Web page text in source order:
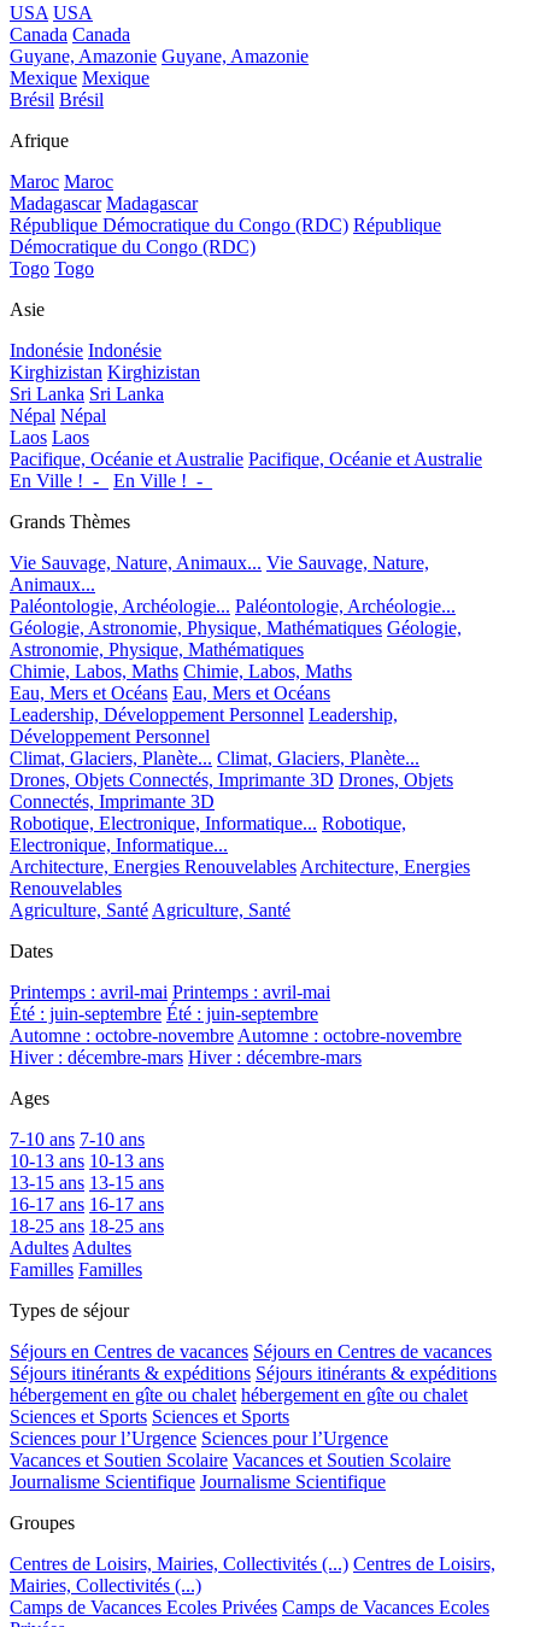
USA USA
Canada Canada
Guyane, Amazonie Guyane, Amazonie
Mexique Mexique
Brésil Brésil
Afrique
Maroc Maroc
Madagascar Madagascar
République Démocratique du Congo (RDC) République
Démocratique du Congo (RDC)
Togo Togo
Asie
Indonésie Indonésie
Kirghizistan Kirghizistan
Sri Lanka Sri Lanka
Népal Népal
Laos Laos
Pacifique, Océanie et Australie Pacifique, Océanie et Australie
En Ville !_-_
En Ville !_-_
Grands Thèmes
Vie Sauvage, Nature, Animaux... Vie Sauvage, Nature,
Animaux...
Paléontologie, Archéologie... Paléontologie, Archéologie...
Géologie, Astronomie, Physique, Mathématiques Géologie,
Astronomie, Physique, Mathématiques
Chimie, Labos, Maths Chimie, Labos, Maths
Eau, Mers et Océans Eau, Mers et Océans
Leadership, Développement Personnel Leadership,
Développement Personnel
Climat, Glaciers, Planète... Climat, Glaciers, Planète...
Drones, Objets Connectés, Imprimante 3D Drones, Objets
Connectés, Imprimante 3D
Robotique, Electronique, Informatique... Robotique,
Electronique, Informatique...
Architecture, Energies Renouvelables Architecture, Energies
Renouvelables
Agriculture, Santé Agriculture, Santé
Dates
Printemps : avril-mai Printemps : avril-mai
Été : juin-septembre Été : juin-septembre
Automne : octobre-novembre Automne : octobre-novembre
Hiver : décembre-mars Hiver : décembre-mars
Ages
7-10 ans 7-10 ans
10-13 ans 10-13 ans
13-15 ans 13-15 ans
16-17 ans 16-17 ans
18-25 ans 18-25 ans
Adultes Adultes
Familles Familles
Types de séjour
Séjours en Centres de vacances Séjours en Centres de vacances
Séjours itinérants & expéditions Séjours itinérants & expéditions
hébergement en gîte ou chalet hébergement en gîte ou chalet
Sciences et Sports Sciences et Sports
Sciences pour l’Urgence Sciences pour l’Urgence
Vacances et Soutien Scolaire Vacances et Soutien Scolaire
Journalisme Scientifique Journalisme Scientifique
Groupes
Centres de Loisirs, Mairies, Collectivités (...) Centres de Loisirs,
Mairies, Collectivités (...)
Camps de Vacances Ecoles Privées Camps de Vacances Ecoles